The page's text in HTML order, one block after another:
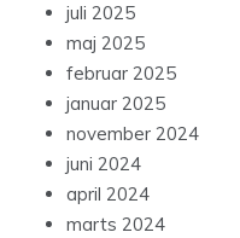
juli 2025
maj 2025
februar 2025
januar 2025
november 2024
juni 2024
april 2024
marts 2024